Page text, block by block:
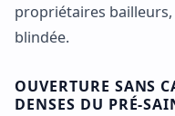
propriétaires
blindée.
OUVERTURE SANS
DENSES DU PRÉ-